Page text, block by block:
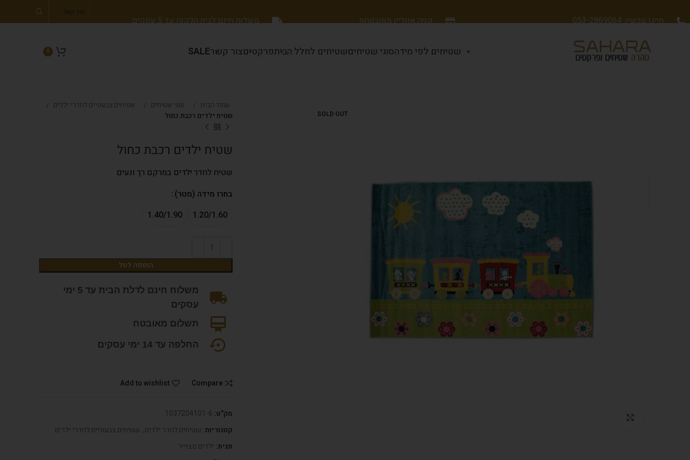
משלוח חינם לבית הלקוח עד 5 עסקים קניה אונליין מאובטחת חייגו עכשיו: 053-2869064
צור קשר
שטיחים לפי מידהסוגי שטיחיםשטיחים לחלל הביתפרקטיםצור קשרSALE
0
SOLD OUT
עמוד הבית סוגי שטיחים
שטיחים צבעוניים לחדרי ילדים
שטיח ילדים רכבת כחול
שטיח ילדים רכבת כחול
שטיח לחדר ילדים במרקם רך ונעים
בחרו מידה (מטר)
1.20/1.60
1.40/1.90
הוספה לסל
משלוח חינם לדלת הבית עד 5 ימי
עסקים
תשלום מאובטח
החלפה עד 14 ימי עסקים
Compare
Add to wishlist
מק"ט: 1037204101-6
קטגוריות: שטיחים לחדר ילדים, שטיחים צבעוניים לחדרי ילדים
תגית: ילדים מצוייר